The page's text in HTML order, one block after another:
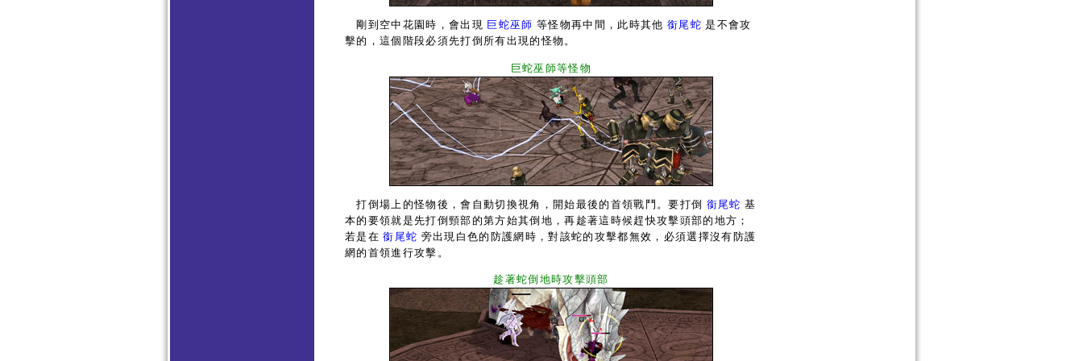
剛到空中花園時，會出現 巨蛇巫師 等怪物再中間，此時其他銜尾蛇 是不會攻
擊的，這個階段必須先打倒所有出現的怪物。
巨蛇巫師等怪物
打倒場上的怪物後，會自動切換視角，開始最後的首領戰鬥。要打倒 銜尾蛇 基
本的要領就是先打倒頸部的第方始其倒地，再趁著這時候趕快攻擊頭部的地方；
若是在銜尾蛇 旁出現白色的防護網時，對該蛇的攻擊都無效，必須選擇沒有防護
網的首領進行攻擊。
趁著蛇倒地時攻擊頭部